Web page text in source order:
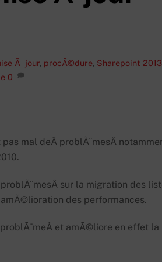
Ã jour, procÃ©dure, Sharepoint 2013
0
mal deÂ problÃ¨mesÂ
sur la migration des
des performances.
et amÃ©liore en effet la